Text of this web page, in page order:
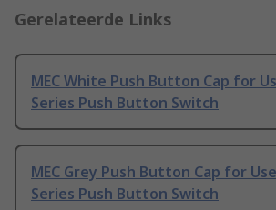
Gerelateerde Links
MEC White Push Button Cap for
Series Push Button Switch
MEC Grey Push Button Cap for
Series Push Button Switch